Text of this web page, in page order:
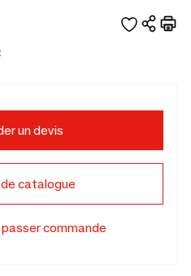
un devis
catalogue
commande